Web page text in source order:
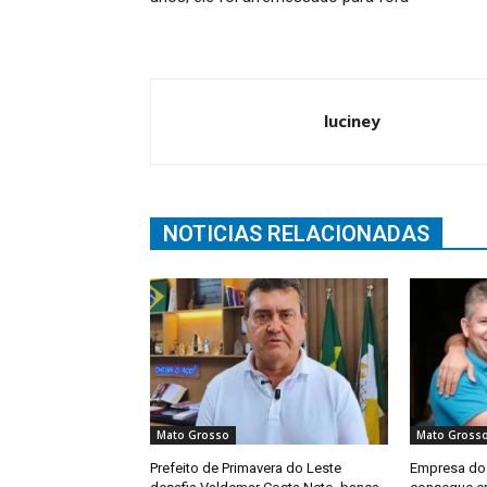
luciney
NOTICIAS RELACIONADAS
Mato Grosso
Prefeito de Primavera do Leste
Mato Grosso
Empresa